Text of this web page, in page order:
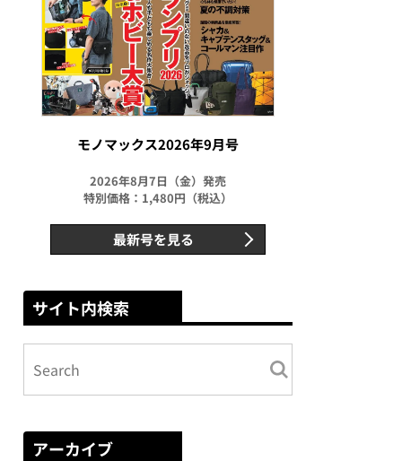
モノマックス2026年9月号
2026年8月7日（金）発売
特別価格：1,480円（税込）
最新号を見る
サイト内検索
アーカイブ